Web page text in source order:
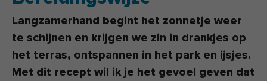
Langzamerhand begint het zonnetje weer
te schijnen en krijgen we zin in drankjes op
het terras, ontspannen in het park en ijsjes.
Met dit recept wil ik je het gevoel geven dat